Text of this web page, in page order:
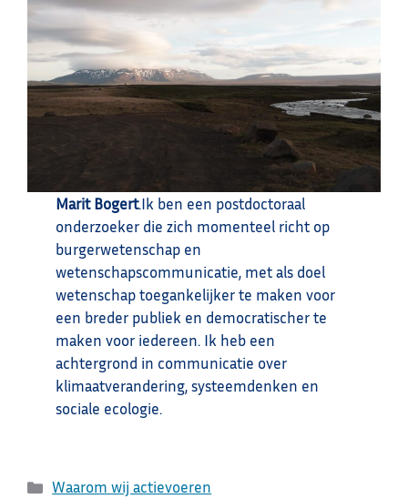
Marit Bogert.Ik ben een postdoctoraal
onderzoeker die zich momenteel richt op
burgerwetenschap en
wetenschapscommunicatie, met als doel
wetenschap toegankelijker te maken voor
een breder publiek en democratischer te
maken voor iedereen. Ik heb een
achtergrond in communicatie over
klimaatverandering, systeemdenken en
sociale ecologie.
Categorieën
Waarom wij actievoeren